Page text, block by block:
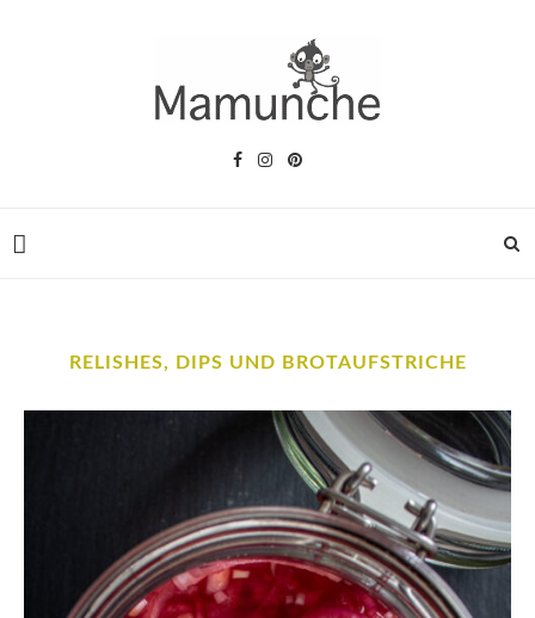
RELISHES, DIPS UND BROTAUFSTRICHE